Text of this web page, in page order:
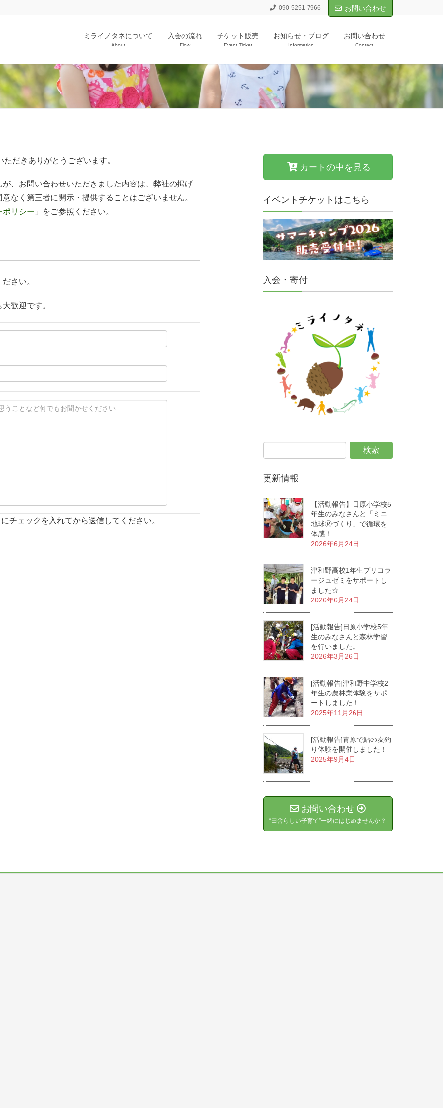
090-5251-7966 お問い合わせ
ミライノタネについて
About
入会の流れ
Flow
チケット販売
Event Ticket
お知らせ・ブログ
Information
お問い合わせ
Contact
だきありがとうございます。
、お問い合わせいただきました内容は、弊社の掲げ
なく第三者に開示・提供することはございません。
ポリシー 」をご参照ください。
さい。
歓迎です。
チェックを入れてから送信してください。
カートの中を見る
イベントチケットはこちら
入会・寄付
更新情報
【活動報告】日原小学校5
年生のみなさんと「ミニ
地球🄬づくり」で循環を
体感！
2026年6月24日
津和野高校1年生ブリコラ
ージュゼミをサポートし
ました☆
2026年6月24日
[活動報告]日原小学校5年
生のみなさんと森林学習
を行いました。
2026年3月26日
[活動報告]津和野中学校2
年生の農林業体験をサポ
ートしました！
2025年11月26日
[活動報告]青原で鮎の友釣
り体験を開催しました！
2025年9月4日
お問い合わせ
“田舎らしい子育て”一緒にはじめませんか？